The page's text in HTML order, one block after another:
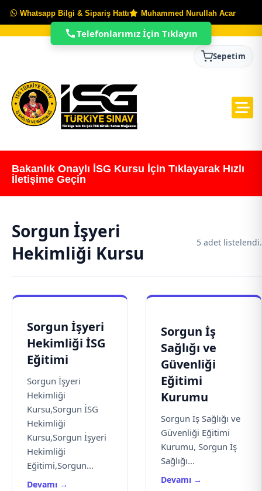
Whatsapp Bilgi & Sipariş Hattı Muhammed Nurullah Acar
Sepetim
Bakanlık Onaylı İSG Kursu İçin Tıklayarak Hızlı
İletişime Geçin
Sorgun İşyeri
Hekimliği Kursu
5 adet listelendi.
Sorgun İşyeri
Hekimliği İSG
Eğitimi
Sorgun İşyeri
Hekimliği
Kursu,Sorgun İSG
Hekimliği
Kursu,Sorgun İşyeri
Hekimliği
Eğitimi,Sorgun...
Devamı →
Sorgun İş
Sağlığı ve
Güvenliği
Eğitimi
Kurumu
Sorgun İş Sağlığı ve
Güvenliği Eğitimi
Kurumu, Sorgun İş
Sağlığı...
Devamı →
Telefonlarımız İçin Tıklayın